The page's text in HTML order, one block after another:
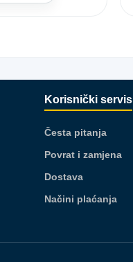
Korisnički servis
Česta pitanja
Povrat i zamjena
Dostava
Načini plaćanja